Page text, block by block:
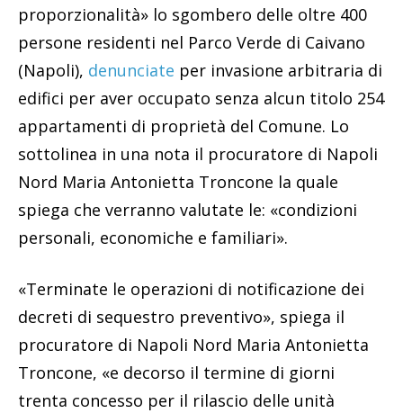
proporzionalità» lo sgombero delle oltre 400
persone residenti nel Parco Verde di Caivano
(Napoli), denunciate per invasione arbitraria di
edifici per aver occupato senza alcun titolo 254
appartamenti di proprietà del Comune. Lo
sottolinea in una nota il procuratore di Napoli
Nord Maria Antonietta Troncone la quale
spiega che verranno valutate le: «condizioni
personali, economiche e familiari».
«Terminate le operazioni di notificazione dei
decreti di sequestro preventivo», spiega il
procuratore di Napoli Nord Maria Antonietta
Troncone, «e decorso il termine di giorni
trenta concesso per il rilascio delle unità